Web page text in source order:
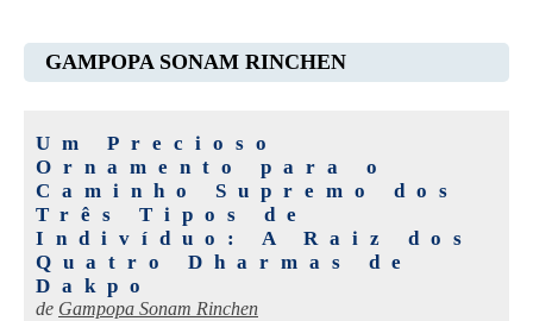
GAMPOPA SONAM RINCHEN
Um Precioso
Ornamento para o
Caminho Supremo dos
Três Tipos de
Indivíduo: A Raiz dos
Quatro Dharmas de
Dakpo
de Gampopa Sonam Rinchen